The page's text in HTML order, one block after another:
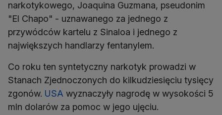
narkotykowego, Joaquina Guzmana, pseudonim
"El Chapo" - uznawanego za jednego z
przywódców kartelu z Sinaloa i jednego z
największych handlarzy fentanylem.
Co roku ten syntetyczny narkotyk prowadzi w
Stanach Zjednoczonych do kilkudziesięciu tysięcy
zgonów. USA wyznaczyły nagrodę w wysokości 5
mln dolarów za pomoc w jego ujęciu.